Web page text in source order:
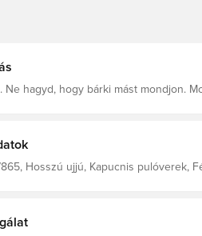
Ne hagyd, hogy bárki mást mondjon.
szárazon tart és mozgásban tart. Mert
Dzserzé bélésű kapucni
Hosszú ujjú, Kapucnis pulóverek,